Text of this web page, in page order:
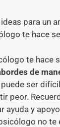
para un
te hace
te hace
de
ser
peor.
ayuda y
no te